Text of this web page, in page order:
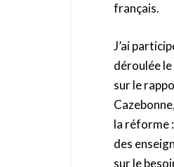
français.
J’ai
déroulée
sur le
la réforme
des
sur le